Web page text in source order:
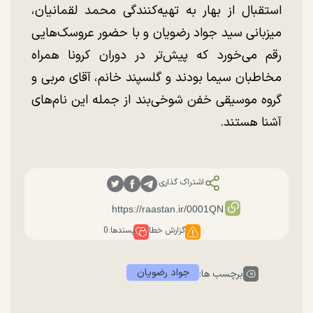
استقبال از بهار به تهیه‌کنندگی محمد لقمانیان،
میزبانی سید جواد رضویان و با حضور عروسک‌هایی
رقم می‌خورد که پیش‌تر در دوران کرونا همراه
مخاطبان سیما بودند و گلسپند خانم، آقای مربی و
گروه موسیقی خفن شوخی‌بند از جمله این نام‌های
آشنا هستند.
اشتراک گذاری:
گزارش خطا پسندها:0
برچسب ها: جواد رضویان